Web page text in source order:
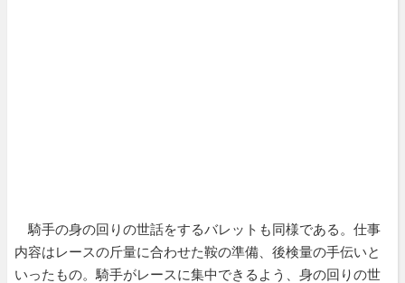
騎手の身の回りの世話をするバレットも同様である。仕事
内容はレースの斤量に合わせた鞍の準備、後検量の手伝いと
いったもの。騎手がレースに集中できるよう、身の回りの世